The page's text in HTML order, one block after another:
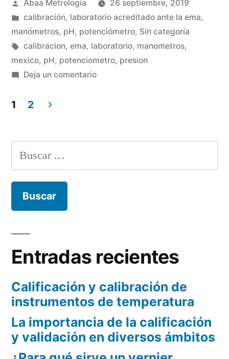
laboratorio
en
la
industria
Publicado
por
Abaa Metrología
26 septiembre, 2019
Publicada
en
calibración, laboratorio acreditado ante la ema,
manómetros, pH, potenciómetro, Sin categoría
Etiquetas:
calibracion, ema, laboratorio, manometros,
mexico, pH, potenciometro, presion
Deja un comentarioen
de
entradas
1 2
Buscar:
Entradas recientes
Calificación y calibración de
instrumentos de temperatura
La importancia de la calificación
y validación en diversos ámbitos